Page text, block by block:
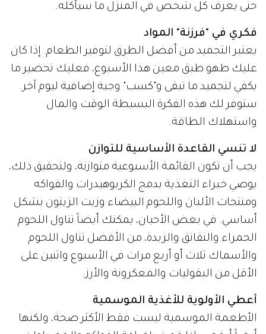
حتى يعرف كل شخص في المنزل ما سيأكله.
فكري في "فرزنة" المواد
يعتبر التجميد من أفضل الطرق لتوفير الطعام. إذا كان
عليك طهو طبق معين هذا الأسبوع، فعليك تحضير ما
يكفي لتجميد ما تبقى و"كسب" وجبة إضافية ليوم آخر.
ستوفر لك هذه الفكرة البسيطة الوقت والمال
واستهلاك الطاقة.
لا تنسي القاعدة الأساسية للتوازن
يجب أن تكون القائمة الأسبوعية متوازنة، ولتحقيق ذلك،
يوصي خبراء التغذية بدمج الكربوهيدرات والفواكه
ومنتجات الألبان واللحوم البيضاء وزيت الزيتون بشكل
أساسي. في بعض الأحيان، يمكنك أيضاً تناول اللحوم
الحمراء والنقانق والزبدة، من الأفضل تناول اللحوم
والأسماك ثلاث أو أربع مرات في الأسبوع واثنين على
الأقل من البقوليات والمعكرونة والأرز.
أعطي الأولوية للأغذية الموسمية
الأطعمة الموسمية ليست فقط الأكثر صحة، ولكنها